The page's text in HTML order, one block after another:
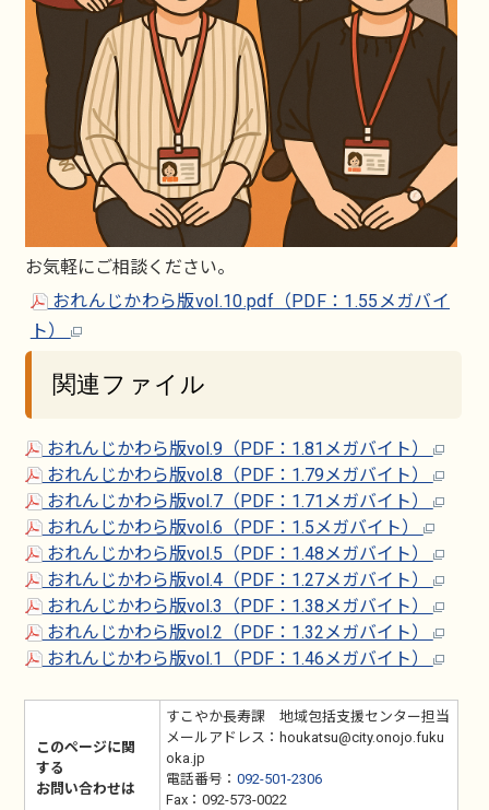
お気軽にご相談ください。
おれんじかわら版vol.10.pdf（PDF：1.55メガバイ
ト）
関連ファイル
おれんじかわら版vol.9（PDF：1.81メガバイト）
おれんじかわら版vol.8（PDF：1.79メガバイト）
おれんじかわら版vol.7（PDF：1.71メガバイト）
おれんじかわら版vol.6（PDF：1.5メガバイト）
おれんじかわら版vol.5（PDF：1.48メガバイト）
おれんじかわら版vol.4（PDF：1.27メガバイト）
おれんじかわら版vol.3（PDF：1.38メガバイト）
おれんじかわら版vol.2（PDF：1.32メガバイト）
おれんじかわら版vol.1（PDF：1.46メガバイト）
このページに関
する
お問い合わせは
すこやか長寿課 地域包括支援センター担当
メールアドレス：houkatsu@city.onojo.fuku
oka.jp
電話番号： 092-501-2306
Fax：092-573-0022